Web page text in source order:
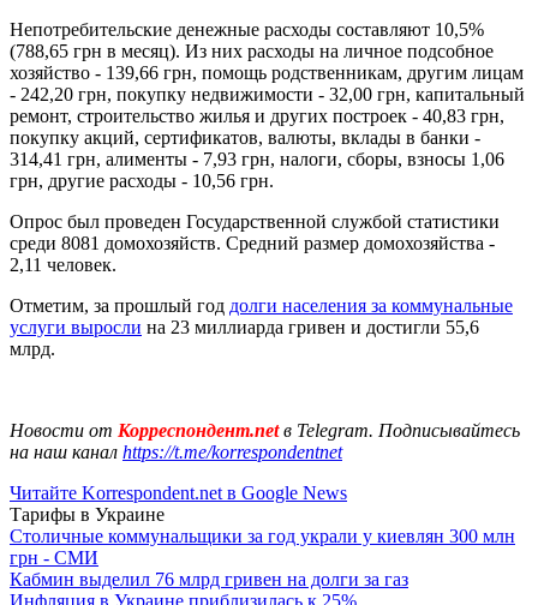
Непотребительские денежные расходы составляют 10,5%
(788,65 грн в месяц). Из них расходы на личное подсобное
хозяйство - 139,66 грн, помощь родственникам, другим лицам
- 242,20 грн, покупку недвижимости - 32,00 грн, капитальный
ремонт, строительство жилья и других построек - 40,83 грн,
покупку акций, сертификатов, валюты, вклады в банки -
314,41 грн, алименты - 7,93 грн, налоги, сборы, взносы 1,06
грн, другие расходы - 10,56 грн.
Опрос был проведен Государственной службой статистики
среди 8081 домохозяйств. Средний размер домохозяйства -
2,11 человек.
Отметим, за прошлый год долги населения за коммунальные
услуги выросли на 23 миллиарда гривен и достигли 55,6
млрд.
Новости от Корреспондент.netв Telegram. Подписывайтесь
на наш канал https://t.me/korrespondentnet
Читайте Korrespondent.net в Google News
Тарифы в Украине
Столичные коммунальщики за год украли у киевлян 300 млн
грн - СМИ
Кабмин выделил 76 млрд гривен на долги за газ
Инфляция в Украине приблизилась к 25%